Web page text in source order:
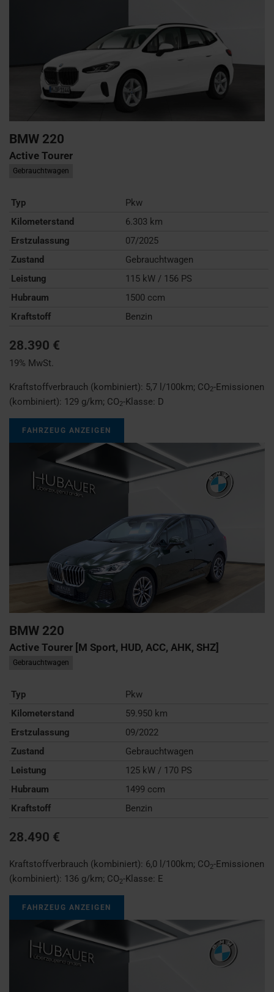
BMW 220
Active Tourer
Gebrauchtwagen
Typ
Pkw
Kilometerstand
6.303 km
Erstzulassung
07/2025
Zustand
Gebrauchtwagen
Leistung
115 kW / 156 PS
Hubraum
1500 ccm
Kraftstoff
Benzin
28.390 €
19% MwSt.
Kraftstoffverbrauch (kombiniert): 5,7 l/100km; CO2-Emissionen
(kombiniert): 129 g/km; CO2-Klasse: D
FAHRZEUG ANZEIGEN
BMW 220
Active Tourer [M Sport, HUD, ACC, AHK, SHZ]
Gebrauchtwagen
Typ
Pkw
Kilometerstand
59.950 km
Erstzulassung
09/2022
Zustand
Gebrauchtwagen
Leistung
125 kW / 170 PS
Hubraum
1499 ccm
Kraftstoff
Benzin
28.490 €
Kraftstoffverbrauch (kombiniert): 6,0 l/100km; CO2-Emissionen
(kombiniert): 136 g/km; CO2-Klasse: E
FAHRZEUG ANZEIGEN